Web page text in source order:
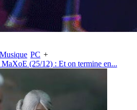
Musique PC +
(25/12) : Et on termine en...